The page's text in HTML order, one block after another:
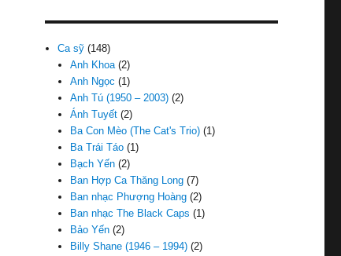
Ca sỹ (148)
Anh Khoa(2)
Anh Ngọc (1)
Anh Tú (1950 – 2003) (2)
Ánh Tuyết (2)
Ba Con Mèo (The Cat's Trio) (1)
Ba Trái Táo (1)
Bạch Yến (2)
Ban Hợp Ca Thăng Long (7)
Ban nhạc Phượng Hoàng (2)
Ban nhạc The Black Caps (1)
Bảo Yến (2)
Billy Shane (1946 – 1994) (2)